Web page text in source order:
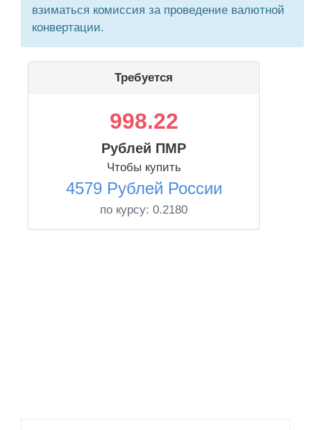
взиматься комиссия за проведение валютной
конвертации.
Требуется
998.22
Рублей ПМР
Чтобы купить
4579 Рублей России
по курсу: 0.2180